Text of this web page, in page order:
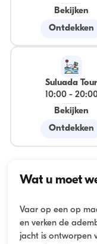
Bekijken
Ontdekken
Suluada Tour
10:00-
Bekijken
Ontdekken
Wat u moet
Vaar op een op
en verken de
jacht is ontworpen